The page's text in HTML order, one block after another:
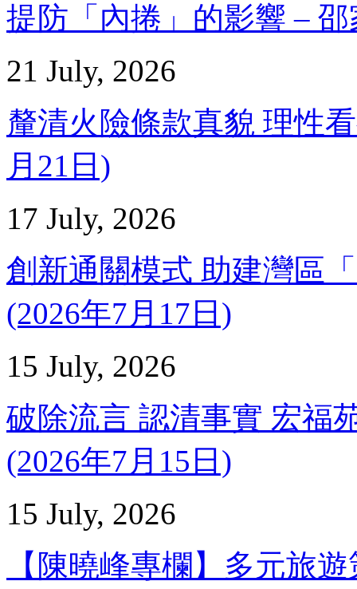
提防「內捲」的影響 –
21 July, 2026
釐清火險條款真貌 理性
月21日)
17 July, 2026
創新通關模式 助建灣區
(2026年7月17日)
15 July, 2026
破除流言 認清事實 宏福
(2026年7月15日)
15 July, 2026
【陳曉峰專欄】多元旅